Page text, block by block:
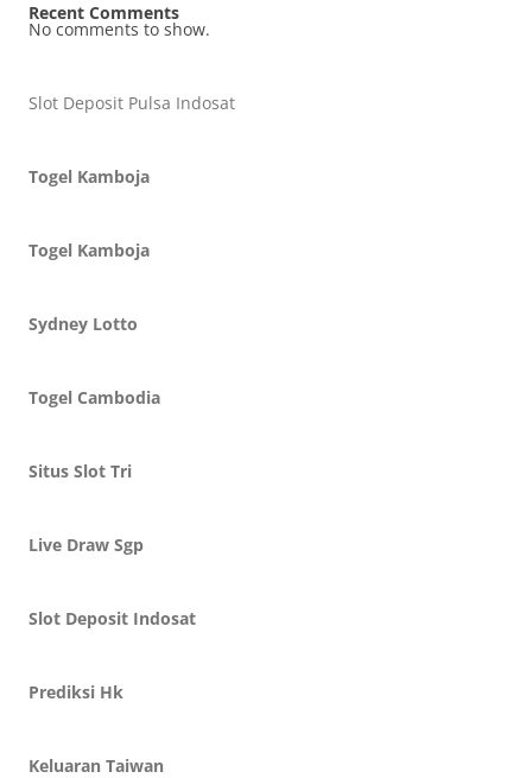
Recent Comments
No comments to show.
Slot Deposit Pulsa Indosat
Togel Kamboja
Togel Kamboja
Sydney Lotto
Togel Cambodia
Situs Slot Tri
Live Draw Sgp
Slot Deposit Indosat
Prediksi Hk
Keluaran Taiwan